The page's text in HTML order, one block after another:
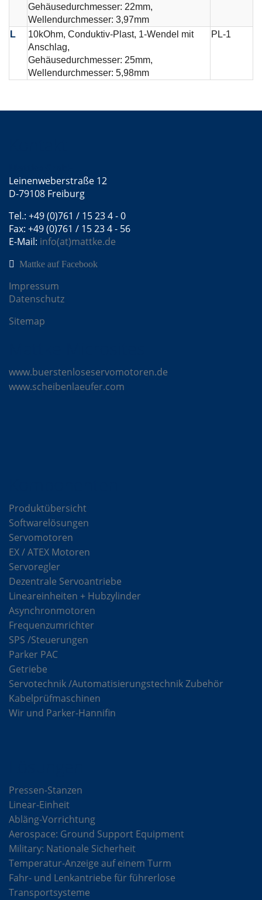
Gehäusedurchmesser: 22mm,
Wellendurchmesser: 3,97mm
L
10kOhm, Conduktiv-Plast, 1-Wendel mit
Anschlag,
Gehäusedurchmesser: 25mm,
Wellendurchmesser: 5,98mm
PL-1
Leinenweberstraße 12
D-79108 Freiburg
Tel.: +49 (0)761 / 15 23 4 - 0
Fax: +49 (0)761 / 15 23 4 - 56
E-Mail: info(at)mattke.de
Mattke auf Facebook
Impressum
Datenschutz
Sitemap
www.buerstenloseservomotoren.de
www.scheibenlaeufer.com
Produktübersicht
Softwarelösungen
Servomotoren
EX / ATEX Motoren
Servoregler
Dezentrale Servoantriebe
Lineareinheiten + Hubzylinder
Asynchronmotoren
Frequenzumrichter
SPS /Steuerungen
Parker PAC
Getriebe
Servotechnik /Automatisierungstechnik Zubehör
Kabelprüfmaschinen
Wir und Parker-Hannifin
Pressen-Stanzen
Linear-Einheit
Abläng-Vorrichtung
Aerospace: Ground Support Equipment
Military: Nationale Sicherheit
Temperatur-Anzeige auf einem Turm
Fahr- und Lenkantriebe für führerlose
Transportsysteme